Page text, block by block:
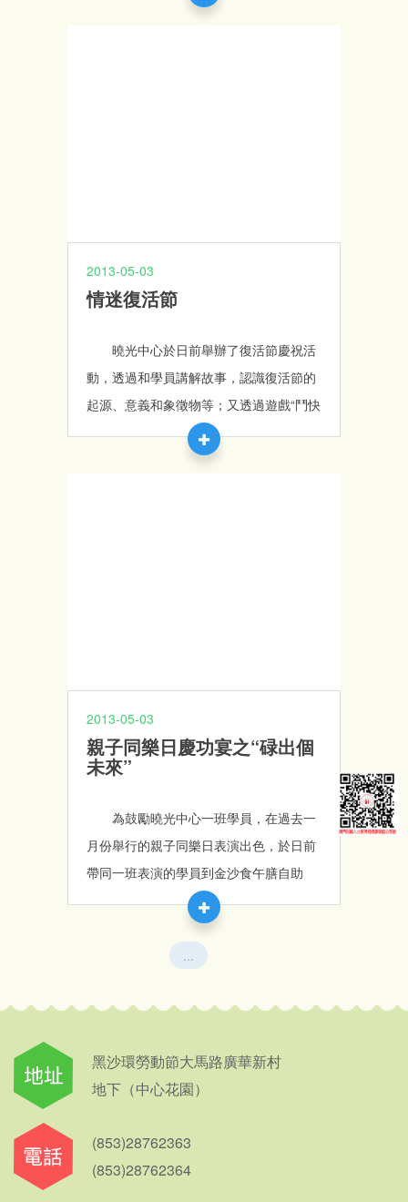
升生活能力，幫助他們融入社區，改善其
2013-05-03
情迷復活節
曉光中心於日前舉辦了復活節慶祝活
動，透過和學員講解故事，認識復活節的
起源、意義和象徵物等；又透過遊戲“鬥快
入復活旦”比賽及教導學員製作復活節白兔
籃，讓學員一同感受節日的歡樂氣氛，同
2013-05-03
親子同樂日慶功宴之“碌出個
未來”
為鼓勵曉光中心一班學員，在過去一
月份舉行的親子同樂日表演出色，於日前
帶同一班表演的學員到金沙食午膳自助
餐，一眾學員見到琳琅滿目的美食都十份
興奮雀躍；午飯過後與學員步行到附近的
漁人碼頭小休，並到裡面的遊戲機中心參
進入此類型遊戲活動場所，故都表現出新
門蛋保齡球場，學員在導師的協助下，都
能一一打出漂亮的一球，而在過程中，我
齡球的天份呢！這讓我們深深反思到，學
員的能力遠遠大於我們的想像，希望未來
...
黑沙環勞動節大馬路廣華新村
地下（中心花園）
(853)28762363
(853)28762364